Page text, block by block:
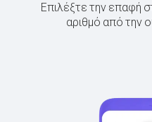
Επιλέξτε την επαφή
αριθμό από την